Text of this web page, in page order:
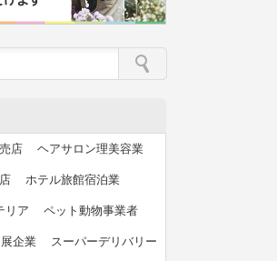
店 ヘアサロン理美容業
ホテル旅館宿泊業
リア ペット動物事業者
企業 スーパーデリバリー